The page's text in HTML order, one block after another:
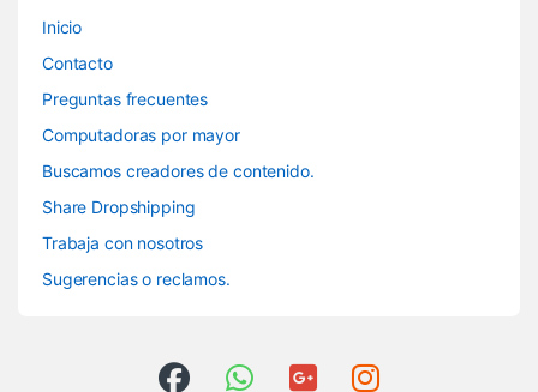
Inicio
Contacto
Preguntas frecuentes
Computadoras por mayor
Buscamos creadores de contenido.
Share Dropshipping
Trabaja con nosotros
Sugerencias o reclamos.